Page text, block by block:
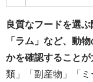
良質なフードを選
「ラム」など、動
かを確認することが
類」「副産物」「